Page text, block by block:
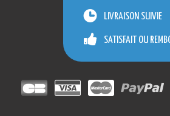
LIVRAISON SUIVIE
SATISFAIT OU